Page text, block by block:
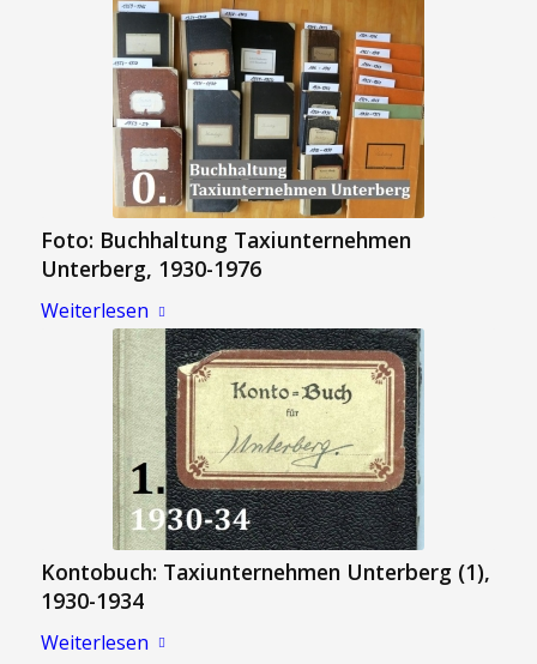
Foto: Buchhaltung Taxiunternehmen
Unterberg, 1930-1976
Weiterlesen
Kontobuch: Taxiunternehmen Unterberg (1),
1930-1934
Weiterlesen